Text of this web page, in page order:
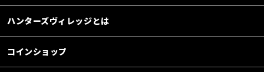
ハンターズヴィレッジとは
コインショップ